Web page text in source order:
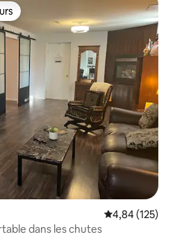
les plus aimés
Note
4,84 (125)
dans les chutes